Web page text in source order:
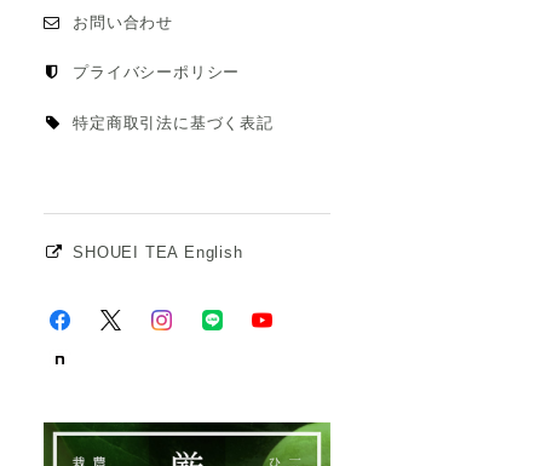
お問い合わせ
プライバシーポリシー
特定商取引法に基づく表記
SHOUEI TEA English